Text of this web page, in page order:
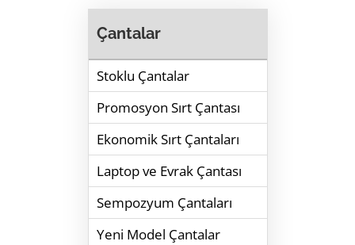
Çantalar
Stoklu Çantalar
Promosyon Sırt Çantası
Ekonomik Sırt Çantaları
Laptop ve Evrak Çantası
Sempozyum Çantaları
Yeni Model Çantalar